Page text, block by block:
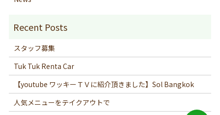
スタッフ募集
Tuk Tuk Renta Car
【youtube ワッキーＴＶに紹介頂きました】Sol Bangkok
人気メニューをテイクアウトで